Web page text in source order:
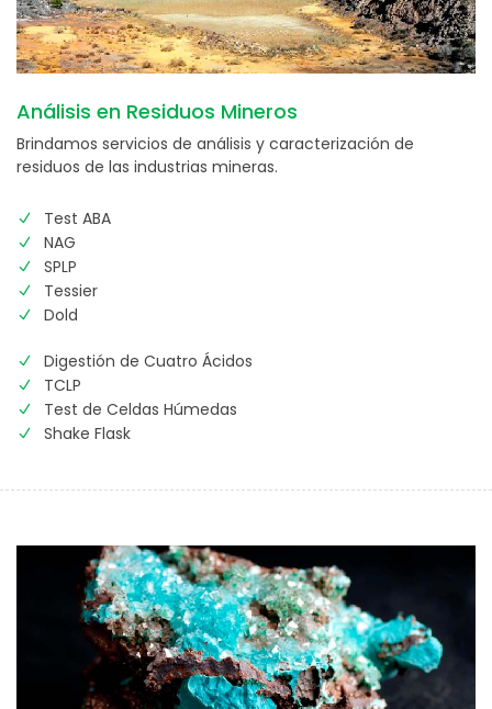
Análisis en Residuos Mineros
Brindamos servicios de análisis y caracterización de
residuos de las industrias mineras.
Test ABA
NAG
SPLP
Tessier
Dold
Digestión de Cuatro Ácidos
TCLP
Test de Celdas Húmedas
Shake Flask